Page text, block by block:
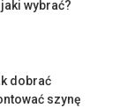
wybrać?
dobrać
szynę